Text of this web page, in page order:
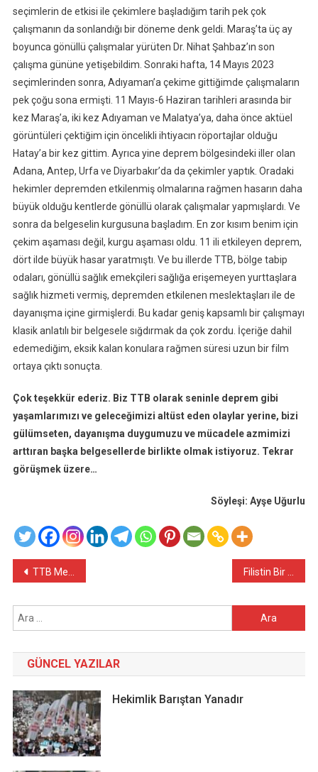
seçimlerin de etkisi ile çekimlere başladığım tarih pek çok
çalışmanın da sonlandığı bir döneme denk geldi. Maraş’ta üç ay
boyunca gönüllü çalışmalar yürüten Dr. Nihat Şahbaz’ın son
çalışma gününe yetişebildim. Sonraki hafta, 14 Mayıs 2023
seçimlerinden sonra, Adıyaman’a çekime gittiğimde çalışmaların
pek çoğu sona ermişti. 11 Mayıs-6 Haziran tarihleri arasında bir
kez Maraş’a, iki kez Adıyaman ve Malatya’ya, daha önce aktüel
görüntüleri çektiğim için öncelikli ihtiyacın röportajlar olduğu
Hatay’a bir kez gittim. Ayrıca yine deprem bölgesindeki iller olan
Adana, Antep, Urfa ve Diyarbakır’da da çekimler yaptık. Oradaki
hekimler depremden etkilenmiş olmalarına rağmen hasarın daha
büyük olduğu kentlerde gönüllü olarak çalışmalar yapmışlardı. Ve
sonra da belgeselin kurgusuna başladım. En zor kısım benim için
çekim aşaması değil, kurgu aşaması oldu. 11 ili etkileyen deprem,
dört ilde büyük hasar yaratmıştı. Ve bu illerde TTB, bölge tabip
odaları, gönüllü sağlık emekçileri sağlığa erişemeyen yurttaşlara
sağlık hizmeti vermiş, depremden etkilenen meslektaşları ile de
dayanışma içine girmişlerdi. Bu kadar geniş kapsamlı bir çalışmayı
klasik anlatılı bir belgesele sığdırmak da çok zordu. İçeriğe dahil
edemediğim, eksik kalan konulara rağmen süresi uzun bir film
ortaya çıktı sonuçta.
Çok teşekkür ederiz. Biz TTB olarak seninle deprem gibi
yaşamlarımızı ve geleceğimizi altüst eden olaylar yerine, bizi
gülümseten, dayanışma duygumuzu ve mücadele azmimizi
arttıran başka belgesellerde birlikte olmak istiyoruz. Tekrar
görüşmek üzere…
Söyleşi: Ayşe Uğurlu
Yazı
gezinmesi
TTB Merkez Konseyi’nin Görevden Alınması Kararı Sonrası TTB’ye Destek ve Dayanışma Ziyaretleri Gerçekleştirildi
Arama:
GÜNCEL YAZILAR
Hekimlik Barıştan Yanadır